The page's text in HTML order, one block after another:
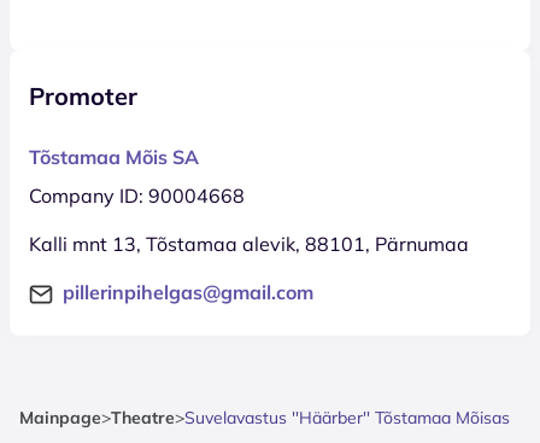
Promoter
Tõstamaa Mõis SA
Company ID: 90004668
Kalli mnt 13, Tõstamaa alevik, 88101, Pärnumaa
pillerinpihelgas@gmail.com
Mainpage>Theatre>Suvelavastus ''Häärber'' Tõstamaa Mõisas